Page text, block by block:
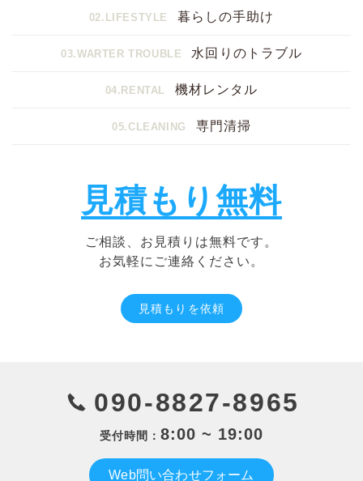
02.LIFESTYLE 暮らしの手助け
03.WARTER TROUBLE 水回りのトラブル
04.RENTAL 機材レンタル
05.CLEANING 専門清掃
見積もり無料
ご相談、お見積りは無料です。
お気軽にご連絡ください。
見積もりを依頼
090-8827-8965
受付時間： 8:00 ~ 19:00
Web問い合わせフォーム